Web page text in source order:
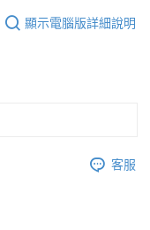
顯示電腦版詳細說明
客服